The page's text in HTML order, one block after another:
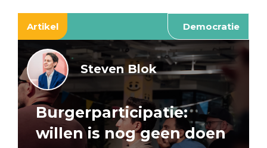
Artikel Democratie
Steven Blok
Burgerparticipatie:
willen is nog geen doen